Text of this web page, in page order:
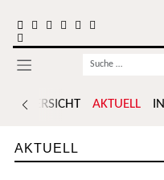
Username
ÜBERSICHT AKTUELL
AKTUELL